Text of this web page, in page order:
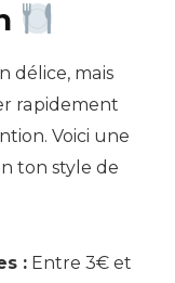
délice, mais
rapidement
Voici une
ton style de
: Entre 3€ et